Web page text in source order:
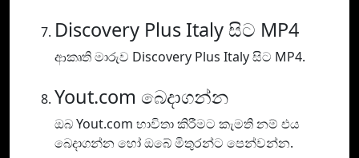
Discovery Plus Italy සිට MP4
ආකෘති මාරුව Discovery Plus Italy සිට MP4.
Yout.com බෙදාගන්න
ඔබ Yout.com භාවිතා කිරීමට කැමති නම් එය
බෙදාගන්න හෝ ඔබේ මිතුරන්ට පෙන්වන්න.